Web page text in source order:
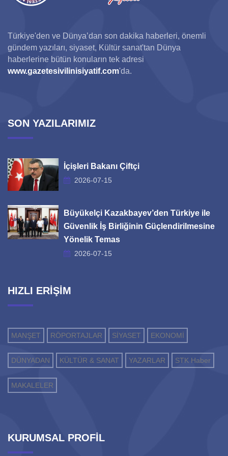
Türkiye'den ve Dünya’dan son dakika haberleri, önemli
gündem yazıları, siyaset, Kültür sanat'tan Dünya
haberlerine bütün konuların tek adresi
www.gazetesivilinisiyatif.com'da.
SON YAZILARIMIZ
İçişleri Bakanı Çiftçi
2026-07-15
Büyükelçi Kazakbayev’den Türkiye ile
Güvenlik İş Birliğinin Güçlendirilmesine
Yönelik Temas
2026-07-15
HIZLI ERİŞİM
MANŞET RÖPORTAJLAR SİYASET EKONOMİ
DÜNYADAN KÜLTÜR & SANAT YAZARLAR STK Haber
MAKALELER
KURUMSAL PROFİL